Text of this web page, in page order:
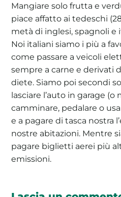
Mangiare solo frutta e
piace affatto ai tedeschi
metà di inglesi, spagnoli e
Noi italiani siamo i più a
come passare a veicoli
sempre a carne e derivati
diete. Siamo poi secondi
lasciare l’auto in garage (o
camminare, pedalare o
e a pagare di tasca nostra
nostre abitazioni. Mentre
pagare biglietti aerei più
emissioni.